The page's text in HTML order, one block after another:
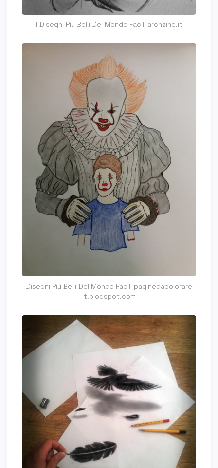
I Disegni Più Belli Del Mondo Facili archzine.it
I Disegni Più Belli Del Mondo Facili paginedacolorare-
it.blogspot.com